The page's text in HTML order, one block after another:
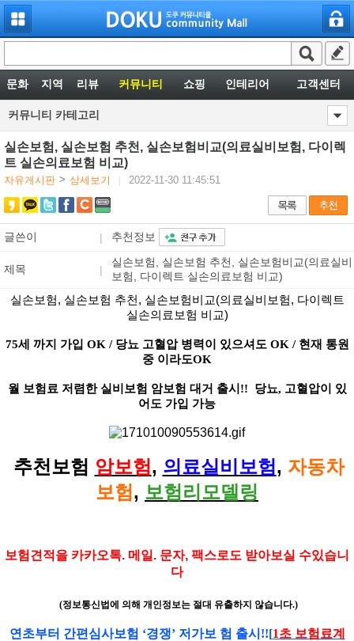
문화 지역 리뷰 커뮤니티 쇼핑 인테리어 고객센터
커뮤니티 카테고리
실손보험, 실손보험 추천, 실손보험비교(의료실비보험, 다이렉
트 실손의료보험 비교)
자유게시판 > 상세보기 2022-11-30 11:45:51
글쓴이 | 추천정보
제목 |
실손보험, 실손보험 추천, 실손보험비교(의료실비
보험, 다이렉트 실손의료보험 비교)
실손보험, 실손보험 추천, 실손보험비교(의료실비보험, 다이렉트
실손의료보험 비교)
75세 까지 가입 OK / 당뇨 고혈압 병력이 있으셔도 OK / 현재 통원
중 이라도OK
월 보험료 저렴한 실비보험 암보험 대거 출시!! 당뇨, 고혈압이 있
어도 가입 가능
추천보험 암보험, 의료실비보험, 자동차
보험, 보험리모델링
보험견적을 카카오톡. 메일. 문자, 팩스로도 받아보실 수있습니
다
(정보통신법에 의해 개인정보는 절대 유출하지 않습니다.)
연초부터 간편심사보험 ‘경쟁’ 저가보 험 출시!![1초 보험료계